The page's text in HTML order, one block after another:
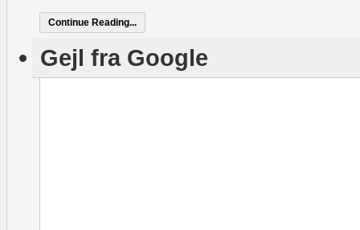
Continue Reading...
Gejl fra Google